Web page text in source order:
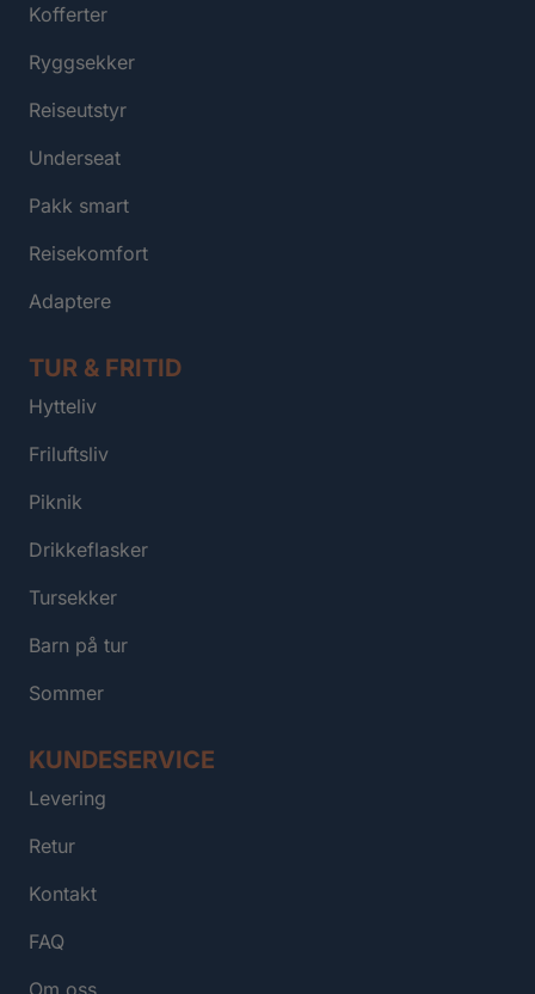
Kofferter
Ryggsekker
Reiseutstyr
Underseat
Pakk smart
Reisekomfort
Adaptere
TUR & FRITID
Hytteliv
Friluftsliv
Piknik
Drikkeflasker
Tursekker
Barn på tur
Sommer
KUNDESERVICE
Levering
Retur
Kontakt
FAQ
Om oss